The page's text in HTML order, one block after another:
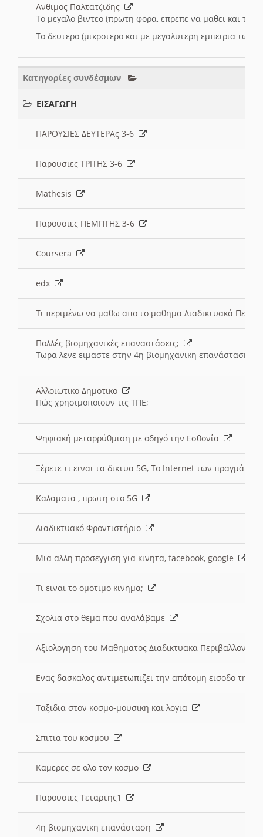
Ανθιμος Παλτατζιδης
Το μεγαλο βιντεο (πρωτη φορα, επρεπε να μαθει και το
Το δευτερο (μικροτερο και με μεγαλυτερη εμπειρια
Κατηγορίες συνδέσμων
ΕΙΣΑΓΩΓΗ
ΠΑΡΟΥΣΙΕΣ ΔΕΥΤΕΡΑς 3-6
Παρουσιες ΤΡΙΤΗΣ 3-6
Mathesis
Παρουσιες ΠΕΜΠΤΗΣ 3-6
Coursera
edx
Τι περιμένω να μαθω απο το μαθημα Διαδικτυακά
Πολλές βιομηχανικές επαναστάσεις;
Τωρα λενε ειμαστε στην 4η βιομηχανικη επανάσταση
Αλλοιωτικο Δημοτικο
Πώς χρησιμοποιουν τις ΤΠΕ;
Ψηφιακή μεταρρύθμιση με οδηγό την Εσθονία
Ξέρετε τι ειναι τα δικτυα 5G, Το Internet των
Καλαματα , πρωτη στο 5G
Διαδικτυακό Φροντιστήριο
Μια αλλη προσεγγιση για κινητα, facebook, google
Τι ειναι το ομοτιμο κινημα;
Σχολια στο θεμα που αναλάβαμε
Αξιολογηση του Μαθηματος Διαδικτυακα
Ενας δασκαλος αντιμετωπιζει την απότομη εισοδο της
Ταξιδια στον κοσμο-μουσικη και λογια
Σπιτια του κοσμου
Καμερες σε ολο τον κοσμο
Παρουσιες Τεταρτης1
4η βιομηχανικη επανάσταση